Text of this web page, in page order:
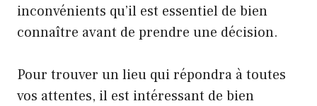
inconvénients qu’il est essentiel de bien
connaître avant de prendre une décision.
Pour trouver un lieu qui répondra à toutes
vos attentes, il est intéressant de bien